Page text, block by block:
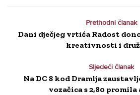
Prethodni članak
Dani dječjeg vrtića Radost
kreativnosti i
Sljedeći članak
Na DC 8 kod Dramlja
vozačica s 2,80